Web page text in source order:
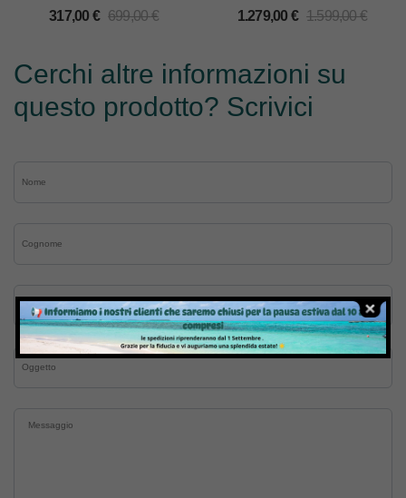
317,00 € 699,00€ 1.279,00 € 1.599,00€
Cerchi altre informazioni su
questo prodotto? Scrivici